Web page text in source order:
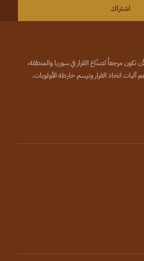
اشتراك
مرجعاً لصنّاع القرار في سوريا والمنطقة،
آليات اتخاذ القرار وترسم خارطة الأولويات.